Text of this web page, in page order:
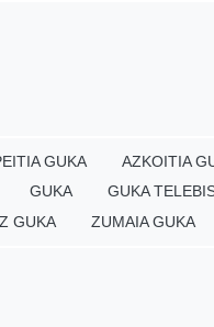
GUKA AZKOITIA
GUKA
GUKA
GUKA
ZUMAIA GUKA